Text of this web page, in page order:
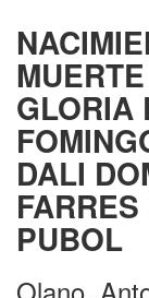
GLORIA
DALI
PUBOL